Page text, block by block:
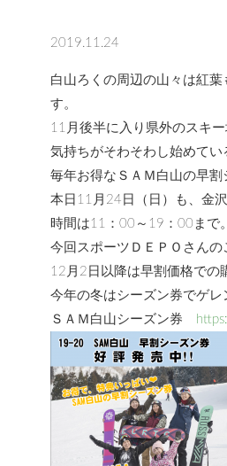
2019.11.24
白山ろくの周辺の山々は紅
す。
11月後半に入り県外のスキ
気持ちがそわそわし始めてい
毎年お得なＳＡＭ白山の早
本日11月24日（日）も、金
時間は11：00～19：00まで。
今回スポーツＤＥＰＯさんの
12月2日以降は早割価格での
今年の冬はシーズン券でゲレ
ＳＡＭ白山シーズン券